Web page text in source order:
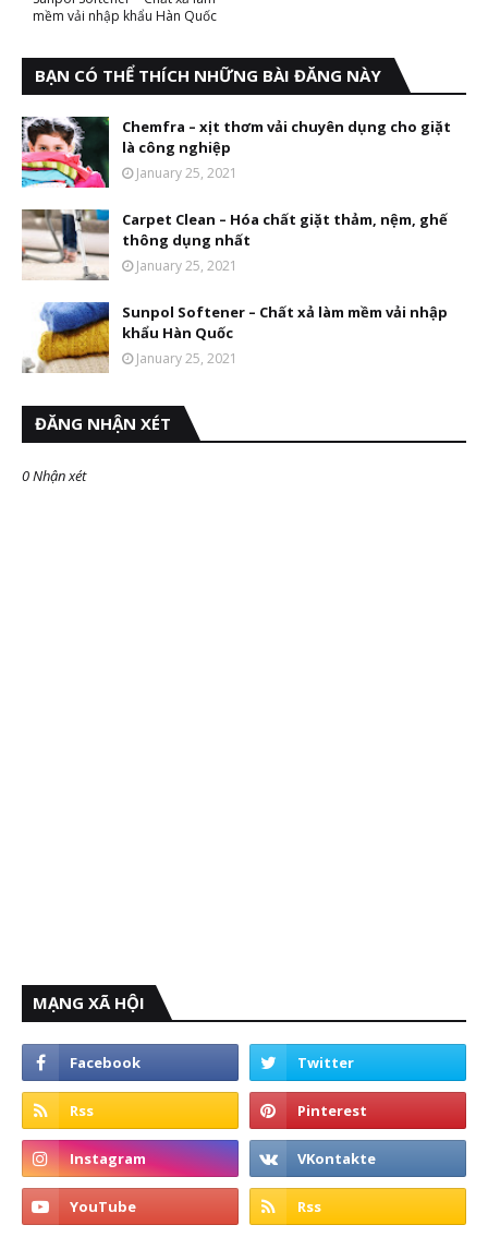
mềm vải nhập khẩu Hàn Quốc
BẠN CÓ THỂ THÍCH NHỮNG BÀI ĐĂNG NÀY
Chemfra – xịt thơm vải chuyên dụng cho giặt
là công nghiệp
January 25, 2021
Carpet Clean – Hóa chất giặt thảm, nệm, ghế
thông dụng nhất
January 25, 2021
Sunpol Softener – Chất xả làm mềm vải nhập
khẩu Hàn Quốc
January 25, 2021
ĐĂNG NHẬN XÉT
0 Nhận xét
MẠNG XÃ HỘI